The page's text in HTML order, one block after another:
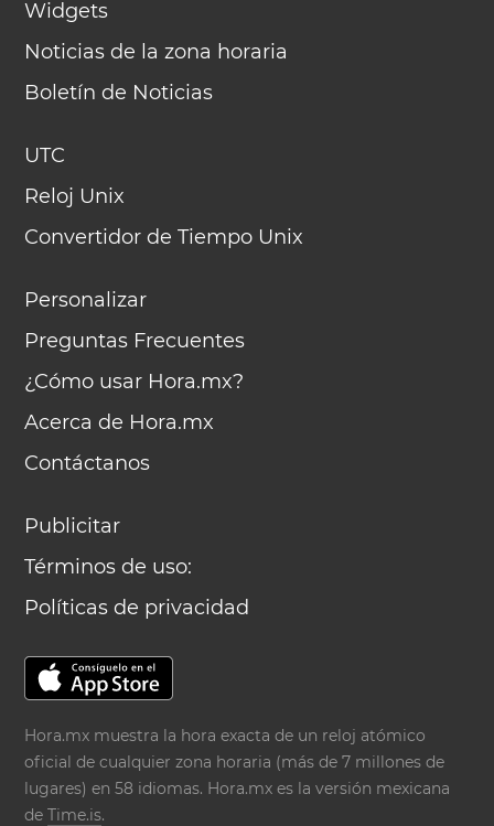
Widgets
Noticias de la zona horaria
Boletín de Noticias
UTC
Reloj Unix
Convertidor de Tiempo Unix
Personalizar
Preguntas Frecuentes
¿Cómo usar Hora.mx?
Acerca de Hora.mx
Contáctanos
Publicitar
Términos de uso:
Políticas de privacidad
Hora.mx muestra la hora exacta de un reloj atómico
oficial de cualquier zona horaria (más de 7 millones de
lugares) en 58 idiomas. Hora.mx es la versión mexicana
deTime.is.